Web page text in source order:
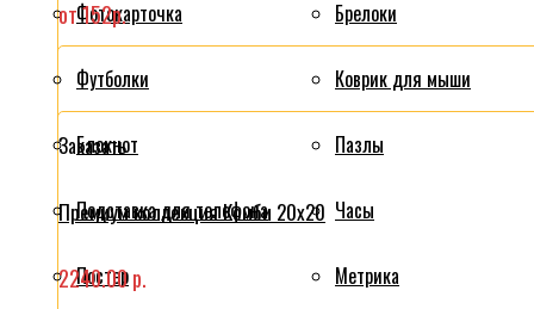
от 152р.
Заказать
Премиум коллекция Комби 20x20
2240.00 р.
Фотокарточка
Футболки
Блокнот
Подставка для телефона
Постер
Брелоки
Коврик для мыши
Пазлы
Часы
Метрика